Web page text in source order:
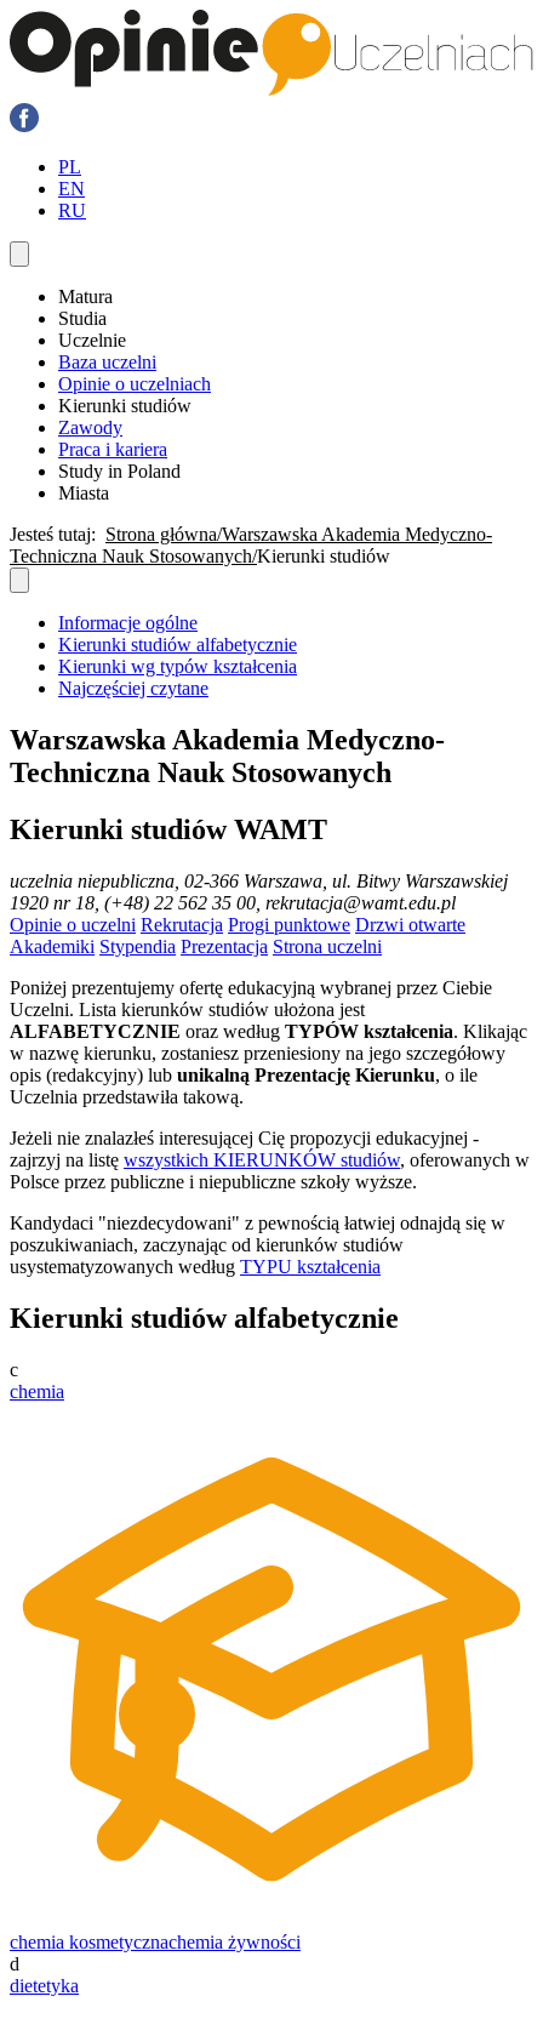
PL
EN
RU
Matura
Studia
Uczelnie
Baza uczelni
Opinie o uczelniach
Kierunki studiów
Zawody
Praca i kariera
Study in Poland
Miasta
Jesteś tutaj: Strona główna Warszawska Akademia Medyczno-
Techniczna Nauk Stosowanych Kierunki studiów
Informacje ogólne
Kierunki studiów alfabetycznie
Kierunki wg typów kształcenia
Najczęściej czytane
Warszawska Akademia Medyczno-
Techniczna Nauk Stosowanych
Kierunki studiów WAMT
uczelnia niepubliczna , 02-366 Warszawa, ul. Bitwy Warszawskiej
1920 nr 18, (+48) 22 562 35 00, rekrutacja@wamt.edu.pl
Opinie o uczelni Rekrutacja Progi punktowe Drzwi otwarte
Akademiki Stypendia Prezentacja Strona uczelni
Poniżej prezentujemy ofertę edukacyjną wybranej przez Ciebie
Uczelni. Lista kierunków studiów ułożona jest
ALFABETYCZNIE oraz według TYPÓW kształcenia. Klikając
w nazwę kierunku, zostaniesz przeniesiony na jego szczegółowy
opis (redakcyjny) lub unikalną Prezentację Kierunku, o ile
Uczelnia przedstawiła takową.
Jeżeli nie znalazłeś interesującej Cię propozycji edukacyjnej -
zajrzyj na listę wszystkich KIERUNKÓW studiów, oferowanych w
Polsce przez publiczne i niepubliczne szkoły wyższe.
Kandydaci "niezdecydowani" z pewnością łatwiej odnajdą się w
poszukiwaniach, zaczynając od kierunków studiów
usystematyzowanych według TYPU kształcenia
Kierunki studiów alfabetycznie
c
chemia
chemia kosmetycznachemia żywności
d
dietetyka